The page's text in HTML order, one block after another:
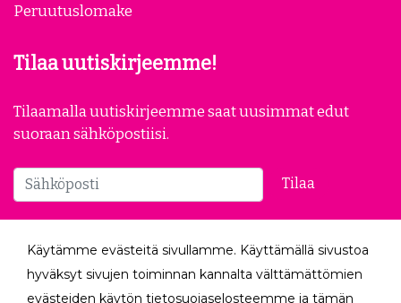
Peruutuslomake
Tilaa uutiskirjeemme!
Tilaamalla uutiskirjeemme saat uusimmat edut
suoraan sähköpostiisi.
Tilaa
Seuraa meitä
Käytämme evästeitä sivullamme. Käyttämällä sivustoa
hyväksyt sivujen toiminnan kannalta välttämättömien
evästeiden käytön tietosuojaselosteemme ja tämän